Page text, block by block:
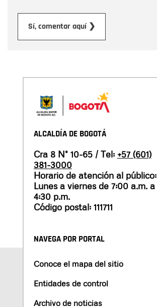
Sí, comentar aquí ❯
ALCALDÍA DE BOGOTÁ
Cra 8 N° 10-65 / Tel: +57 (601)
381-3000
Horario de atención al público:
Lunes a viernes de 7:00 a.m. a
4:30 p.m.
Código postal: 111711
NAVEGA POR PORTAL
Conoce el mapa del sitio
Entidades de control
Archivo de noticias